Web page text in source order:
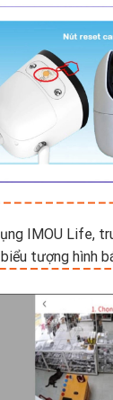
IMOU Life,
tượng hình